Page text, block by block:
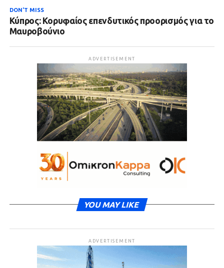
DON'T MISS
Κύπρος: Κορυφαίος επενδυτικός προορισμός για το
Μαυροβούνιο
ADVERTISEMENT
YOU MAY LIKE
ADVERTISEMENT